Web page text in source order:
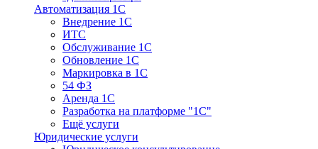
Автоматизация 1С
Внедрение 1С
ИТС
Обслуживание 1С
Обновление 1С
Маркировка в 1С
54 ФЗ
Аренда 1С
Разработка на платформе "1С"
Ещё услуги
Юридические услуги